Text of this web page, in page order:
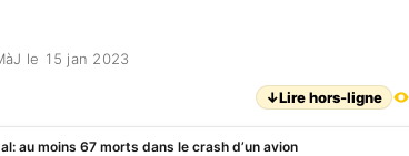
le 15 jan 2023
↓Lire hors-ligne
au moins 67 morts dans le crash d’un avion